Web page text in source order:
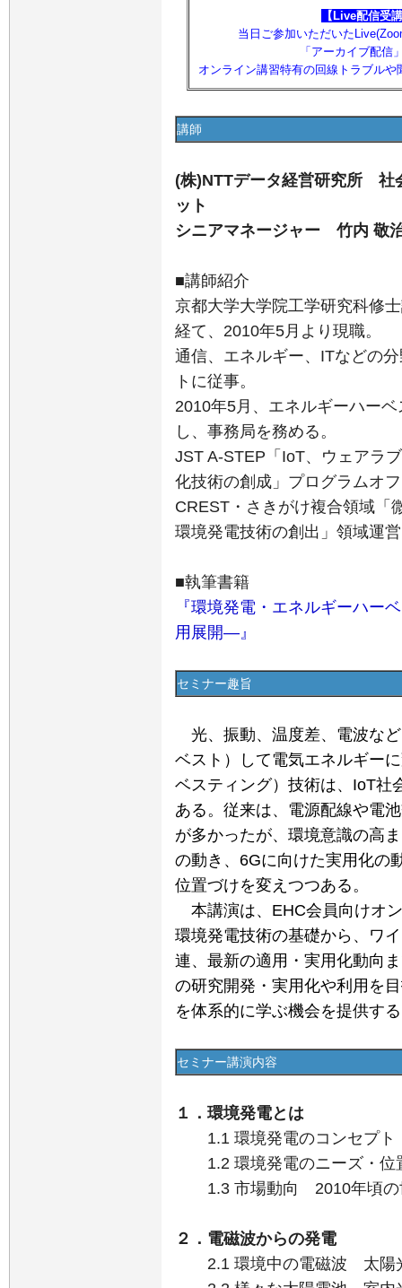
【Live配信受
当日ご参加いただいた
「アーカイブ配信
オンライン講習特有の回線トラブル
講師
(株)NTTデータ経営研究所 社
ット
シニアマネージャー 竹内 敬
■講師紹介
京都大学大学院工学研究科修
経て、2010年5月より現職。
通信、エネルギー、ITなどの
トに従事。
2010年5月、エネルギーハー
し、事務局を務める。
JST A-STEP「IoT、ウェアラ
化技術の創成」プログラムオ
CREST・さきがけ複合領域「
環境発電技術の創出」領域運
■執筆書籍
『環境発電・エネルギーハー
用展開―』
セミナー趣旨
光、振動、温度差、電波な
ベスト）して電気エネルギー
ベスティング）技術は、IoT社
ある。従来は、電源配線や電
が多かったが、環境意識の高
の動き、6Gに向けた実用化の
位置づけを変えつつある。
本講演は、EHC会員向けオ
環境発電技術の基礎から、ワ
連、最新の適用・実用化動向
の研究開発・実用化や利用を
を体系的に学ぶ機会を提供す
セミナー講演内容
１．環境発電とは
1.1 環境発電のコンセプト
1.2 環境発電のニーズ・位
1.3 市場動向 2010年頃の
２．電磁波からの発電
2.1 環境中の電磁波 太陽